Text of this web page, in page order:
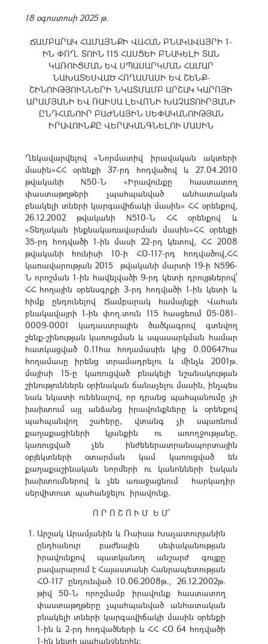
18 օգոստոսի 2025 թ.
ՃԱՄԲԱՐԱԿ ՀԱՄԱՅՆՔԻ ՎԱՀԱՆ ԲՆԱԿԱՎԱՅՐԻ 1-
ԻՆ ՓՈՂ. ՏՈՒՆ 115 ՀԱՍՑԵԻ ԲՆԱԿԵԼԻ ՏԱՆ
ԿԱՌՈՒՑՄԱՆ ԵՎ ՍՊԱՍԱՐԿՄԱՆ ՀԱՄԱՐ
ՆԱԽԱՏԵՍՎԱԾ ՀՈՂԱՄԱՍԻ ԵՎ ՇԵՆՔ-
ՇԻՆՈՒԹՅՈՒՆՆԵՐԻ ՆԿԱՏՄԱՄԲ ԱՐՇԱԿ ԿԱՐՈՅԻ
ԱՐԱՄՅԱՆԻ ԵՎ ՌԱԻՍԱ ԼԵՎՈՆԻ ԽԱՉԱՏՈՒՐՅԱՆԻ
ԸՆԴՀԱՆՈՒՐ ԲԱԺՆԱՅԻՆ ՍԵՓԱԿԱՆՈՒԹՅԱՆ
ԻՐԱՎՈՒՆՔԸ ՎԵՐԱԿԱՆԳՆԵԼՈՒ ՄԱՍԻՆ
Ղեկավարվելով «Նորմատիվ իրավական ակտերի
մասին»ՀՀ օրենքի 37-րդ հոդվածով և 27.04.2010
թվականի N50-Ն «Իրավունքը հաստատող
փաստաթղթերի չպահպանված անհատական
բնակելի տների կարգավիճակի մասին» ՀՀ օրենքով,
26.12.2002 թվականի N510-Ն ՀՀ օրենքով և
«Տեղական ինքնակառավարման մասին»ՀՀ օրենքի
35-րդ հոդվածի 1-ին մասի 22-րդ կետով, ՀՀ 2008
թվականի հունիսի 10-ի ՀՕ-117-րդ հոդվածով,ՀՀ
կառավարության 2015 թվականի մարտի 19-ի N596-
Ն որոշման 1-ին հավելվածի 9-րդ կետի դրույթներով՝
ՀՀ հողային օրենսգրքի 3-րդ հոդվածի 1-ին կետի և
հիմք ընդունելով Ճամբարակ համայնքի Վահան
բնակավայրի 1-ին փող.տուն 115 հասցեում 05-081-
0009-0001 կադաստրային ծածկագրով գտնվող
շենք-շինության կառուցման և սպասարկման համար
հատկացված 0.11հա հողամասին կից 0.00647հա
հողամասը իրենց տրամադրելու և մինչև 2001թ.
մայիսի 15-ը կառուցված բնակելի նշանակության
շինություններն օրինական ճանաչելու մասին, ինչպես
նաև նկատի ունենալով, որ դրանց պահպանումը չի
խախտում այլ անձանց իրավունքները և օրենքով
պահպանվող շահերը, վտանգ չի սպառնում
քաղաքացիների կյանքին ու առողջությանը,
կառուցված չեն ինժեներատրանսպորտային
օբյեկտների օտարման կամ կառուցված են
քաղաքաշինական նորմերի ու կանոնների էական
խախտումներով և չեն առաջացնում հարկադիր
սերվիտուտ պահանջելու իրավունք.
Ո Ր Ո Շ Ո Ւ Մ Ե Մ՝
Արշակ Արամյանին և Ռաիսա Խաչատուրյանին
ընդհանուր բաժնային սեփականության
իրավունքով պատկանող անշարժ գույքը
բավարարում է Հայաստանի Հանրապետության
ՀՕ-117 ընդունված 10.06.2008թ., 26.12.2002թ.
թիվ 50-Ն որոշմամբ իրավունք հաստատող
փաստաթղթերը չպահպանված անհատական
բնակելի տների կարգավիճակի մասին օրենքի
1-ին և 2-րդ հոդվածների և ՀՀ ՀՕ 64 հոդվածի
1-ին կետի պահանջներին: